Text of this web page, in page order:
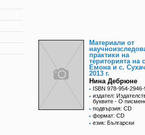
Материали от
практики на
територията на
Емона и с.
2013 г.
Нина Дебрюне
ISBN 978-954-
издател:
буквите - О
подвързия: CD
формат: CD
език: Български